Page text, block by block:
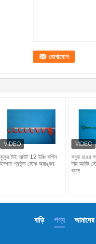
কুকুর টাই আউট 12 ইঞ্চি সর্পিল
ইস্পাত গ্রাউন্ড স্টেক অ্যাঙ্কর
সবুজ রঙের
টাই আউট
ব্যাস
আমাদের
পণ্য
বাড়ি